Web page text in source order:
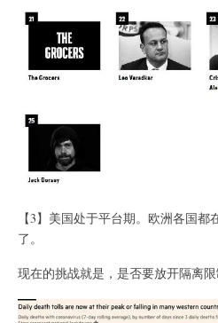
【3】美国处于平台期。欧洲各国
了。
现在的挑战就是，是否要放开隔离限